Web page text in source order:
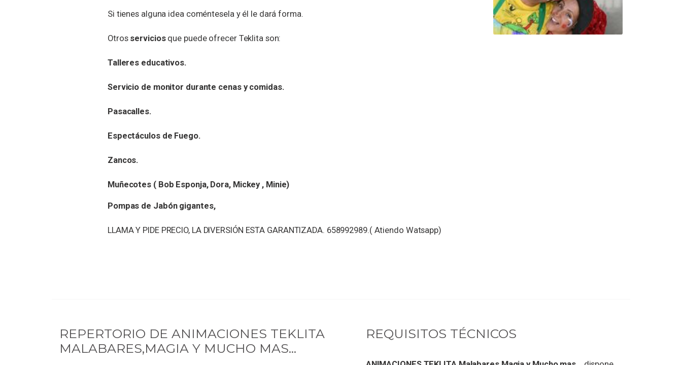
Si tienes alguna idea coméntesela y él le dará forma.
Otros serviciosque puede ofrecer Teklita son:
Talleres educativos.
Servicio de monitor durante cenas y comidas.
Pasacalles.
Espectáculos de Fuego.
Zancos.
Muñecotes ( Bob Esponja, Dora, Mickey , Minie)
Pompas de Jabón gigantes,
LLAMA Y PIDE PRECIO, LA DIVERSIÓN ESTA GARANTIZADA. 658992989.( Atiendo Watsapp)
REPERTORIO DE ANIMACIONES TEKLITA
MALABARES,MAGIA Y MUCHO MAS...
REQUISITOS TÉCNICOS